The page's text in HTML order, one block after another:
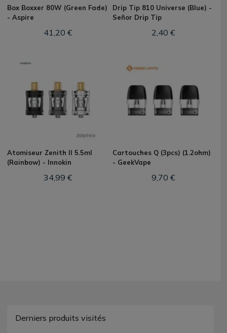
Box Boxxer 80W (Green Fade)
- Aspire
41,20 €
Drip Tip 810 Universe (Blue) -
Señor Drip Tip
2,40 €
Atomiseur Zenith II 5.5ml
(Rainbow) - Innokin
34,99 €
Cartouches Q (3pcs) (1.2ohm)
- GeekVape
9,70 €
Derniers produits visités